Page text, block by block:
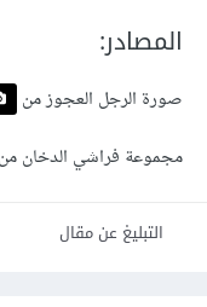
المصادر:
صورة الرجل العجوز من
مجموعة فراشي الدخان من
التبليغ عن مقال